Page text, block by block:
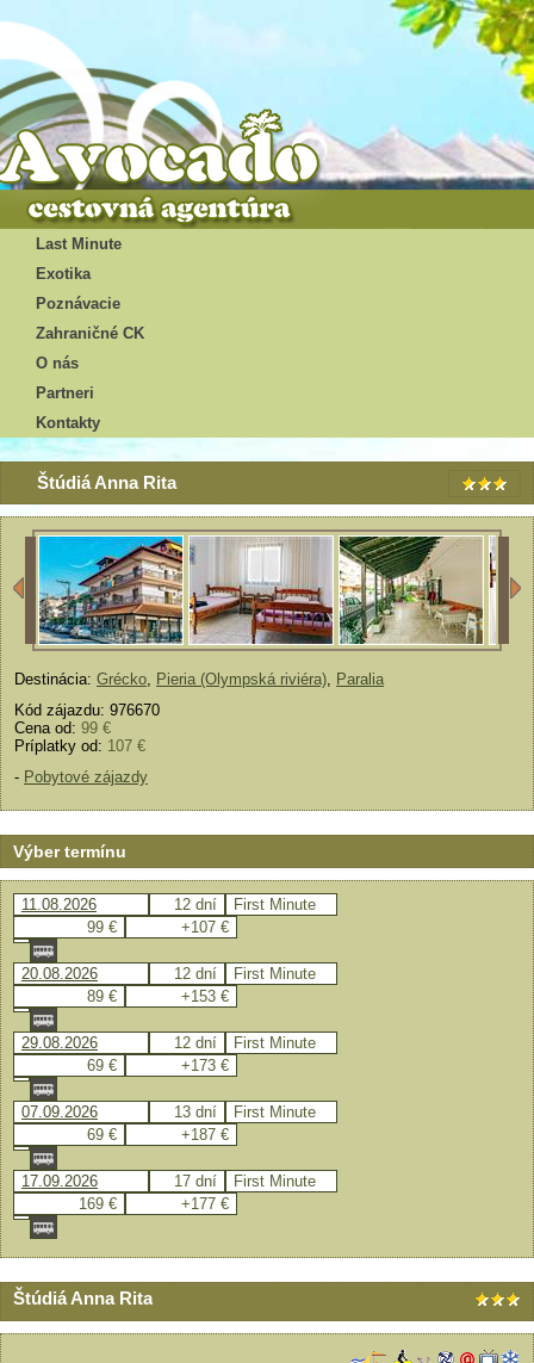
Last Minute
Exotika
Poznávacie
Zahraničné CK
O nás
Partneri
Kontakty
Štúdiá Anna Rita
Destinácia: Grécko, Pieria (Olympská riviéra), Paralia
Kód zájazdu: 976670
Cena od: 99 €
Príplatky od: 107 €
- Pobytové zájazdy
Výber termínu
11.08.2026 12 dní
First Minute
99 €
+107 €
20.08.2026 12 dní
First Minute
89 €
+153 €
29.08.2026 12 dní
First Minute
69 €
+173 €
07.09.2026 13 dní
First Minute
69 €
+187 €
17.09.2026 17 dní
First Minute
169 €
+177 €
Štúdiá Anna Rita